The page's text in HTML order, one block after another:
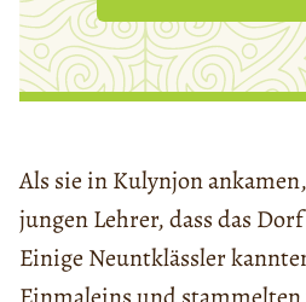
Als sie in Kulynjon
jungen Lehrer, dass das
Einige Neuntklässler